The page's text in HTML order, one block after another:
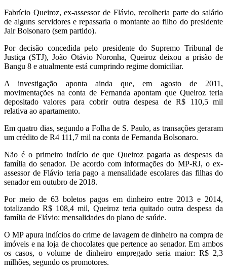
Fabrício Queiroz, ex-assessor de Flávio, recolheria parte do salário
de alguns servidores e repassaria o montante ao filho do presidente
Jair Bolsonaro (sem partido).
Por decisão concedida pelo presidente do Supremo Tribunal de
Justiça (STJ), João Otávio Noronha, Queiroz deixou a prisão de
Bangu 8 e atualmente está cumprindo regime domiciliar.
A investigação aponta ainda que, em agosto de 2011,
movimentações na conta de Fernanda apontam que Queiroz teria
depositado valores para cobrir outra despesa de R$ 110,5 mil
relativa ao apartamento.
Em quatro dias, segundo a Folha de S. Paulo, as transações geraram
um crédito de R4 111,7 mil na conta de Fernanda Bolsonaro.
Não é o primeiro indício de que Queiroz pagaria as despesas da
família do senador. De acordo com informações do MP-RJ, o ex-
assessor de Flávio teria pago a mensalidade escolares das filhas do
senador em outubro de 2018.
Por meio de 63 boletos pagos em dinheiro entre 2013 e 2014,
totalizando R$ 108,4 mil, Queiroz teria quitado outra despesa da
família de Flávio: mensalidades do plano de saúde.
O MP apura indícios do crime de lavagem de dinheiro na compra de
imóveis e na loja de chocolates que pertence ao senador. Em ambos
os casos, o volume de dinheiro empregado seria maior: R$ 2,3
milhões, segundo os promotores.